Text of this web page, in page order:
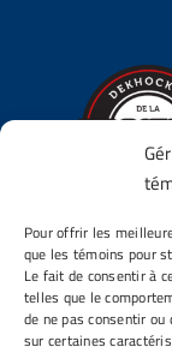
Pour offrir les
que les témoins pour
Le fait de consentir à
telles que le
de ne pas consentir
sur certaines
Complexe
3850 Avenue
Québec